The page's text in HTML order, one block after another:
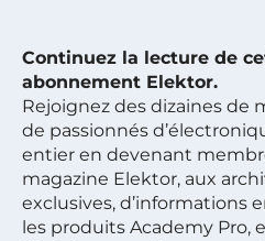
Continuez la lecture de
abonnement Elektor.
Rejoignez des dizaines de
de passionnés
entier en devenant
magazine Elektor, aux
exclusives, d’informations
les produits Academy Pro,